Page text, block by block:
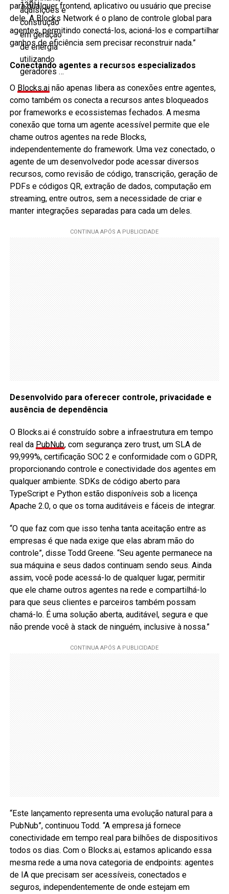
para qualquer frontend, aplicativo ou usuário que precise
dele. A Blocks Network é o plano de controle global para
agentes, permitindo conectá-los, acioná-los e compartilhar
ganhos de eficiência sem precisar reconstruir nada.”
Conectando agentes a recursos especializados
O Blocks.ainão apenas libera as conexões entre agentes,
como também os conecta a recursos antes bloqueados
por frameworks e ecossistemas fechados. A mesma
conexão que torna um agente acessível permite que ele
chame outros agentes na rede Blocks,
independentemente do framework. Uma vez conectado, o
agente de um desenvolvedor pode acessar diversos
recursos, como revisão de código, transcrição, geração de
PDFs e códigos QR, extração de dados, computação em
streaming, entre outros, sem a necessidade de criar e
manter integrações separadas para cada um deles.
Desenvolvido para oferecer controle, privacidade e
ausência de dependência
O Blocks.ai é construído sobre a infraestrutura em tempo
real da PubNub, com segurança zero trust, um SLA de
99,999%, certificação SOC 2 e conformidade com o GDPR,
proporcionando controle e conectividade dos agentes em
qualquer ambiente. SDKs de código aberto para
TypeScript e Python estão disponíveis sob a licença
Apache 2.0, o que os torna auditáveis e fáceis de integrar.
“O que faz com que isso tenha tanta aceitação entre as
empresas é que nada exige que elas abram mão do
controle”, disse Todd Greene. “Seu agente permanece na
sua máquina e seus dados continuam sendo seus. Ainda
assim, você pode acessá-lo de qualquer lugar, permitir
que ele chame outros agentes na rede e compartilhá-lo
para que seus clientes e parceiros também possam
chamá-lo. É uma solução aberta, auditável, segura e que
não prende você à stack de ninguém, inclusive à nossa.”
“Este lançamento representa uma evolução natural para a
PubNub”, continuou Todd. “A empresa já fornece
conectividade em tempo real para bilhões de dispositivos
todos os dias. Com o Blocks.ai, estamos aplicando essa
mesma rede a uma nova categoria de endpoints: agentes
de IA que precisam ser acessíveis, conectados e
seguros, independentemente de onde estejam em